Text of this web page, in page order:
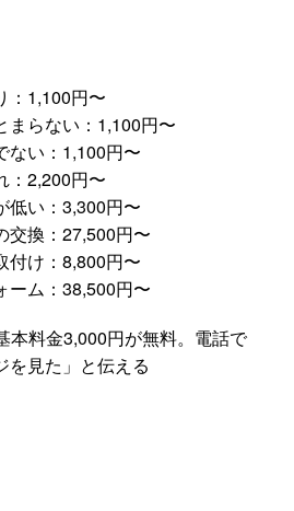
：1,100円〜
まらない：1,100円〜
ない：1,100円〜
：2,200円〜
低い：3,300円〜
交換：27,500円〜
付け：8,800円〜
ーム：38,500円〜
本料金3,000円が無料。電話で
を見た」と伝える